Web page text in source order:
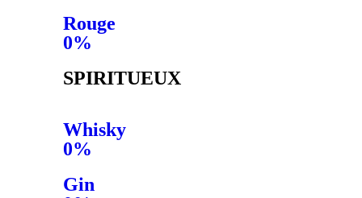
Rouge
0%
SPIRITUEUX
Whisky
0%
Gin